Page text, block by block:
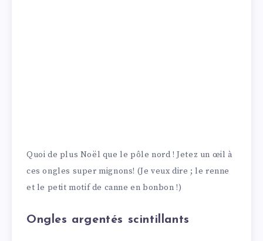
Quoi de plus Noël que le pôle nord ! Jetez un œil à
ces ongles super mignons! (Je veux dire ; le renne
et le petit motif de canne en bonbon !)
Ongles argentés scintillants